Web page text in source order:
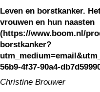
Leven en borstkanker.
vrouwen en hun naasten
(https://www.boom.nl/
borstkanker?
56b9-4f37-90a4-
Christine Brouwer